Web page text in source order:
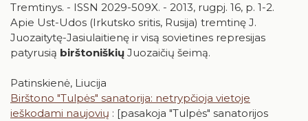
Tremtinys. - ISSN 2029-509X. - 2013, rugpj. 16, p. 1-2.
Apie Ust-Udos (Irkutsko sritis, Rusija) tremtinę J.
Juozaitytę-Jasiulaitienę ir visą sovietines represijas
patyrusią birštoniškių Juozaičių šeimą.
Patinskienė, Liucija
Birštono "Tulpės" sanatorija: netrypčioja vietoje
ieškodami naujovių : [pasakoja "Tulpės" sanatorijos